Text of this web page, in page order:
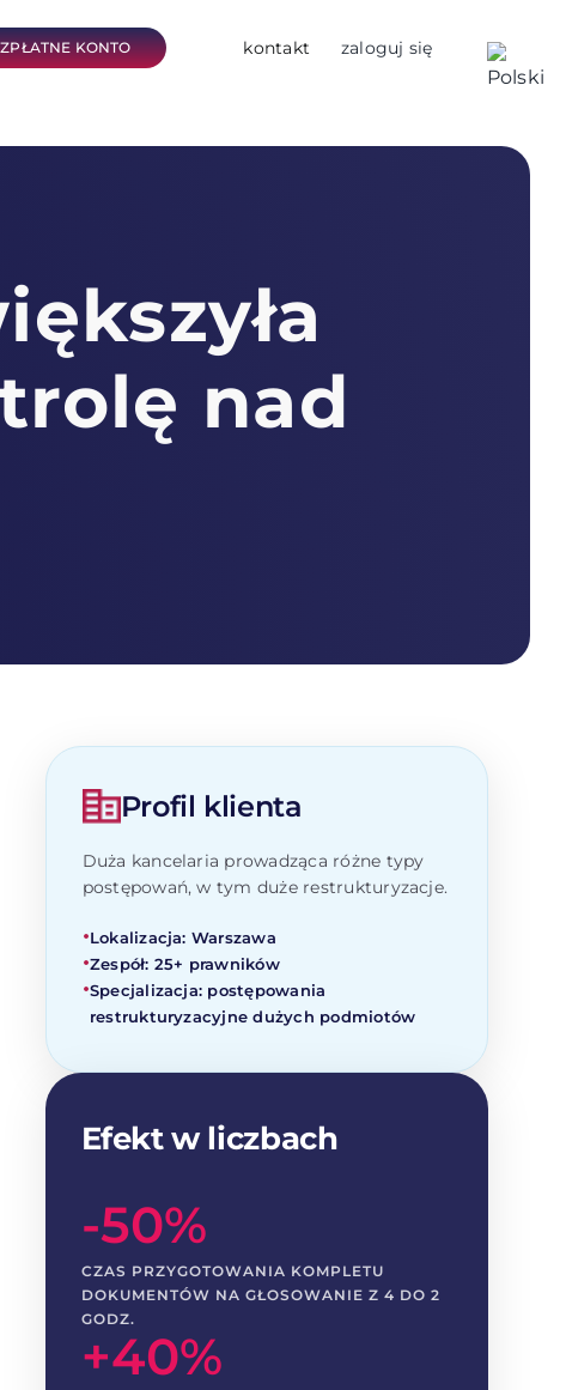
KONTO kontakt zaloguj się
nad
Profil klienta
Duża kancelaria prowadząca różne typy
postępowań, w tym duże restrukturyzacje.
•Lokalizacja: Warszawa
•Zespół: 25+ prawników
•Specjalizacja: postępowania
restrukturyzacyjne dużych podmiotów
Efekt w liczbach
-50%
CZAS PRZYGOTOWANIA KOMPLETU
DOKUMENTÓW NA GŁOSOWANIE Z 4 DO 2
GODZ.
+40%